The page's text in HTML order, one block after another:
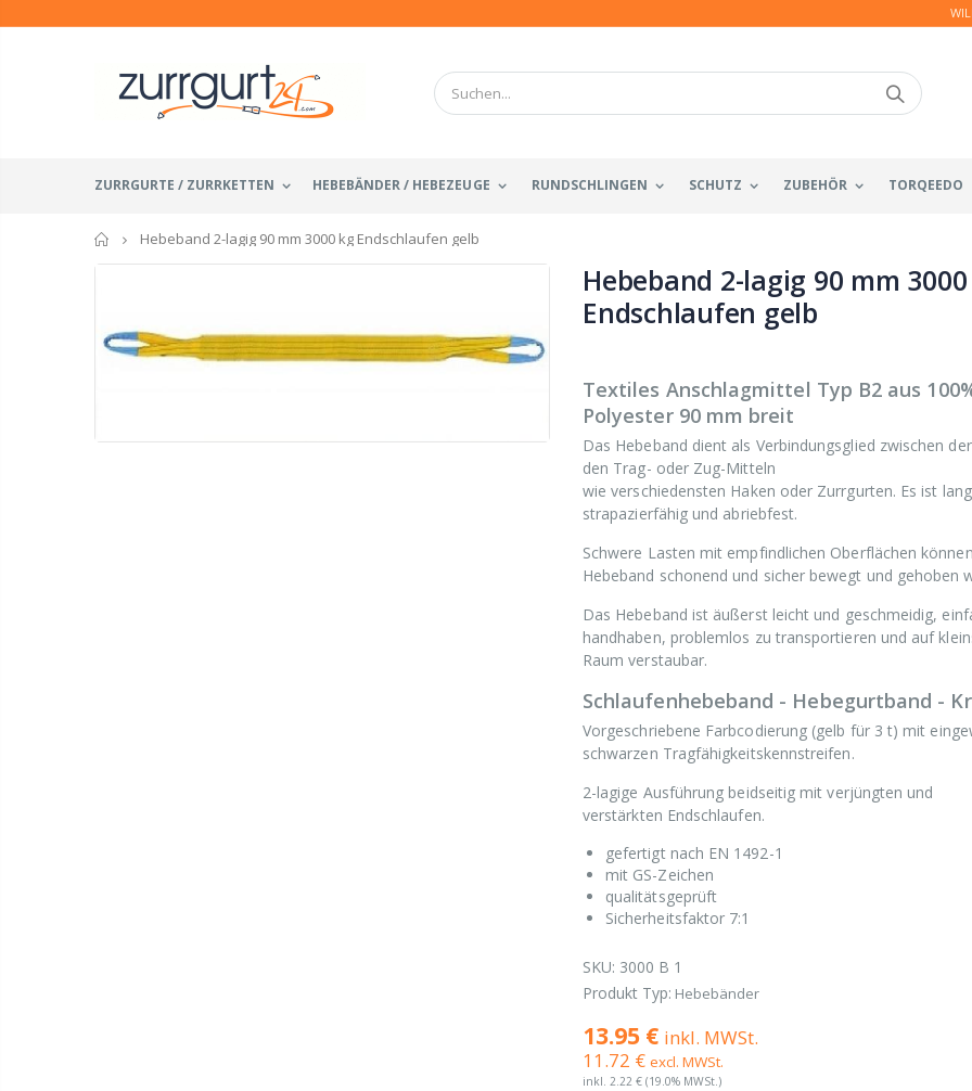
ZURRGURTE / ZURRKETTEN HEBEBÄNDER / HEBEZEUGE RUNDSCHLINGEN SCHUTZ ZUBEHÖR TORQEEDO
Startseite
Hebeband 2-lagig 90 mm 3000 kg Endschlaufen gelb
Hebeband 2-lagig 90 mm
Endschlaufen gelb
Textiles Anschlagmittel Typ B2 aus
Polyester 90 mm breit
Das Hebeband dient als Verbindungsglied zwischen
den Trag- oder Zug-Mitteln
wie verschiedensten Haken oder Zurrgurten. Es ist
strapazierfähig und abriebfest.
Schwere Lasten mit empfindlichen Oberflächen
Hebeband schonend und sicher bewegt und gehoben
Das Hebeband ist äußerst leicht und geschmeidig,
handhaben, problemlos zu transportieren und auf
Raum verstaubar.
Schlaufenhebeband - Hebegurtband -
Vorgeschriebene Farbcodierung (gelb für 3 t) mit
schwarzen Tragfähigkeitskennstreifen.
2-lagige Ausführung beidseitig mit verjüngten und
verstärkten Endschlaufen.
gefertigt nach EN 1492-1
mit GS-Zeichen
qualitätsgeprüft
Sicherheitsfaktor 7:1
SKU: 3000 B 1
Produkt Typ: Hebebänder
13.95 € inkl. MWSt.
11.72 € excl. MWSt.
inkl. 2.22 € (19.0% MWSt.)